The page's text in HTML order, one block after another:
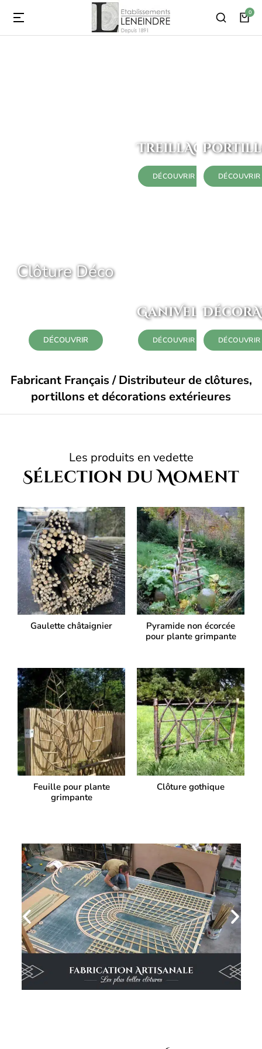
Clôture Déco
DÉCOUVRIR
TreillAges
DÉCOUVRIR
GaniVelle
DÉCOUVRIR
DÉCOUVRIR
DÉCOUVRIR
Fabricant Français / Distributeur de clôtures,
portillons et décorations extérieures
Les produits en vedette
Sélection du Moment
Gaulette châtaignier
Pyramide non écorcée
pour plante grimpante
Feuille pour plante
grimpante
Clôture gothique